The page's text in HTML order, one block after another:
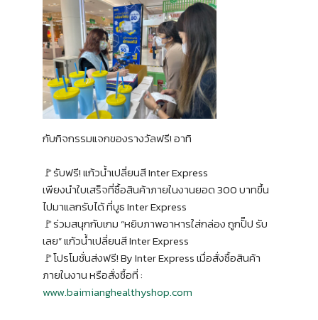
กับกิจกรรมแจกของรางวัลฟรี! อาทิ
🚩รับฟรี! แก้วน้ำเปลี่ยนสี Inter Express
เพียงนำใบเสร็จที่ซื้อสินค้าภายในงานยอด 300 บาทขึ้น
ไปมาแลกรับได้ ที่บูธ Inter Express
🚩ร่วมสนุกกับเกม “หยิบภาพอาหารใส่กล่อง ถูกปั๊ป รับ
เลย” แก้วน้ำเปลี่ยนสี Inter Express
🚩โปรโมชั่นส่งฟรี! By Inter Express เมื่อสั่งซื้อสินค้า
ภายในงาน หรือสั่งซื้อที่ :
www.baimianghealthyshop.com